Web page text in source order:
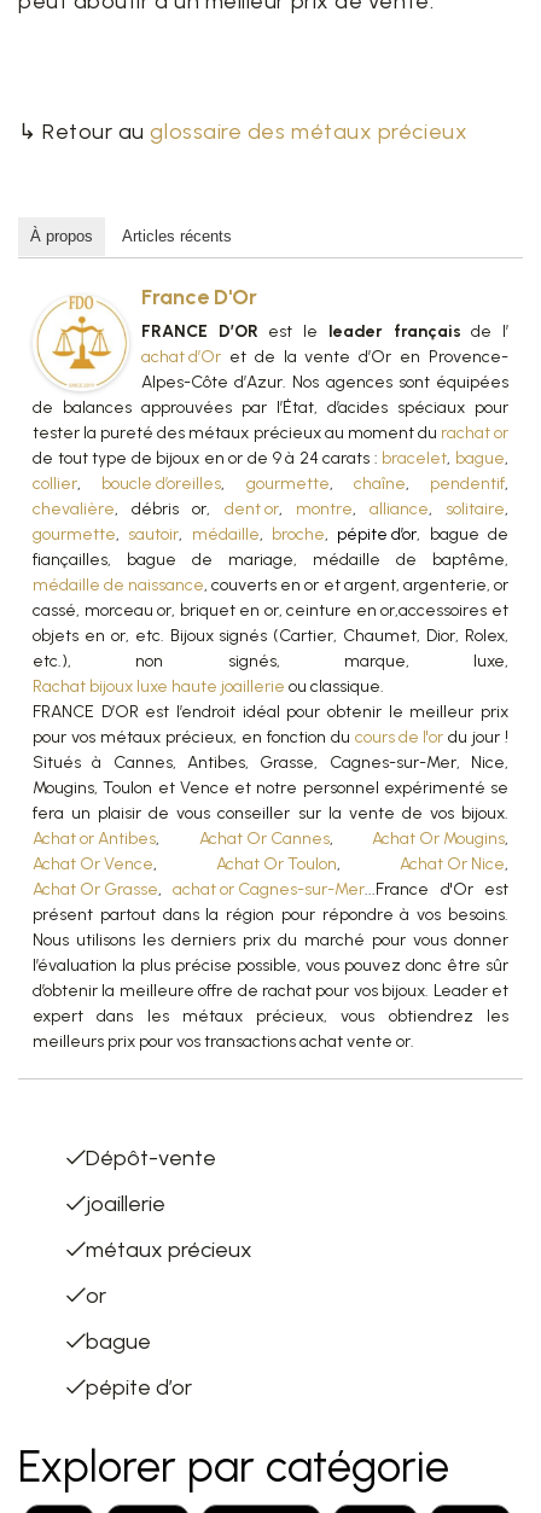
↳ Retour auglossaire des métaux précieux
À propos Articles récents
France D'Or
FRANCE D’OR est le leader français de l’
achat d’Or et de la vente d’Or en Provence-
Alpes-Côte d’Azur. Nos agences sont équipées
de balances approuvées par l’État, d’acides spéciaux pour
tester la pureté des métaux précieux au moment du rachat or
de tout type de bijoux en or de 9 à 24 carats : bracelet, bague,
collier, boucle d’oreilles, gourmette, chaîne, pendentif,
chevalière, débris or, dent or, montre, alliance, solitaire,
gourmette, sautoir, médaille, broche, pépite d’or, bague de
fiançailles, bague de mariage, médaille de baptême,
médaille de naissance, couverts en or et argent, argenterie, or
cassé, morceau or, briquet en or, ceinture en or,accessoires et
objets en or, etc. Bijoux signés (Cartier, Chaumet, Dior, Rolex,
etc.), non signés, marque, luxe,
Rachat bijoux luxe haute joaillerie ou classique.
FRANCE D’OR est l’endroit idéal pour obtenir le meilleur prix
pour vos métaux précieux, en fonction du cours de l'or du jour !
Situés à Cannes, Antibes, Grasse, Cagnes-sur-Mer, Nice,
Mougins, Toulon et Vence et notre personnel expérimenté se
fera un plaisir de vous conseiller sur la vente de vos bijoux.
Achat or Antibes, Achat Or Cannes, Achat Or Mougins,
Achat Or Vence, Achat Or Toulon, Achat Or Nice,
Achat Or Grasse,achat or Cagnes-sur-Mer...France d'Or est
présent partout dans la région pour répondre à vos besoins.
Nous utilisons les derniers prix du marché pour vous donner
l’évaluation la plus précise possible, vous pouvez donc être sûr
d’obtenir la meilleure offre de rachat pour vos bijoux. Leader et
expert dans les métaux précieux, vous obtiendrez les
meilleurs prix pour vos transactions achat vente or.
Dépôt-vente
joaillerie
métaux précieux
or
bague
pépite d’or
Explorer par catégorie